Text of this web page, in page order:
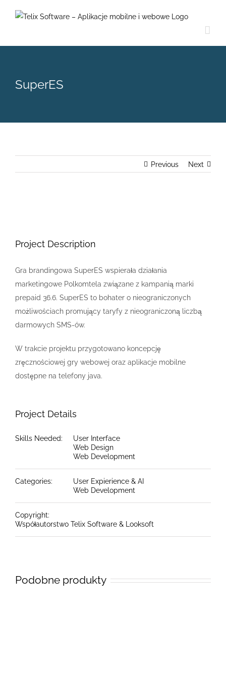
SuperES
Previous Next
Project Description
Gra brandingowa SuperES wspierała działania
marketingowe Polkomtela związane z kampanią marki
prepaid 36.6. SuperES to bohater o nieograniczonych
możliwościach promujący taryfy z nieograniczoną liczbą
darmowych SMS-ów.
W trakcie projektu przygotowano koncepcję
zręcznościowej gry webowej oraz aplikacje mobilne
dostępne na telefony java.
Project Details
Skills Needed:
User Interface
Web Design
Web Development
Categories:
User Expierience & AI
Web Development
Copyright:
Współautorstwo Telix Software & Looksoft
Podobne produkty